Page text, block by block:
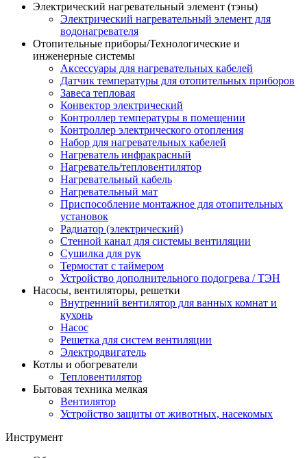
Электрический нагревательный элемент (тэны)
Электрический нагревательный элемент для
водонагревателя
Отопительные приборы/Технологические и
инженерные системы
Аксессуары для нагревательных кабелей
Датчик температуры для отопительных приборов
Завеса тепловая
Конвектор электрический
Контроллер температуры в помещении
Контроллер электрического отопления
Набор для нагревательных кабелей
Нагреватель инфракрасный
Нагреватель/тепловентилятор
Нагревательный кабель
Нагревательный мат
Приспособление монтажное для отопительных
установок
Радиатор (электрический)
Стенной канал для системы вентиляции
Сушилка для рук
Термостат с таймером
Устройство дополнительного подогрева / ТЭН
Насосы, вентиляторы, решетки
Внутренний вентилятор для ванных комнат и
кухонь
Насос
Решетка для систем вентиляции
Электродвигатель
Котлы и обогреватели
Тепловентилятор
Бытовая техника мелкая
Вентилятор
Устройство защиты от животных, насекомых
Инструмент